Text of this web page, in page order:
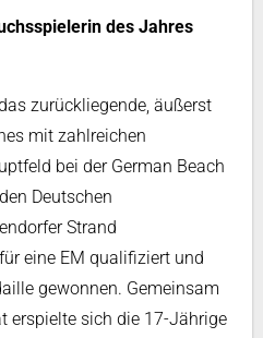
des Jahres
zurückliegende, äußerst
mit zahlreichen
bei der German Beach
Deutschen
Strand
eine EM qualifiziert und
gewonnen. Gemeinsam
erspielte sich die 17-Jährige